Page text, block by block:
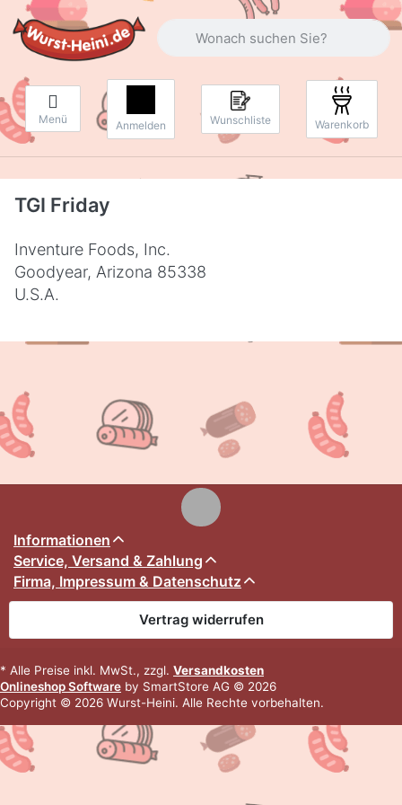
Geben Sie einen Suchbegriff ein.
Menü Anmelden Wunschliste Warenkorb
TGI Friday
Inventure Foods, Inc.
Goodyear, Arizona 85338
U.S.A.
Informationen
Service, Versand & Zahlung
Firma, Impressum & Datenschutz
Vertrag widerrufen
* Alle Preise inkl. MwSt., zzgl. Versandkosten
Onlineshop Software by SmartStore AG © 2026
Copyright © 2026 Wurst-Heini. Alle Rechte vorbehalten.